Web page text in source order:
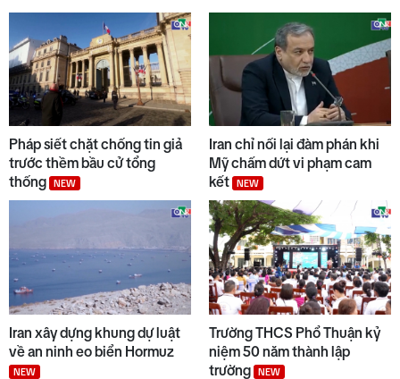
6
Thời sự chiều 09/8/2026
7
Quảng Ngãi ngày mới 09/8
8
Bản tin kinh tế - tài chính
09/8/2026
9
Hình thành thói quen chấp hành
pháp luật khi tham gia giao
thông
Pháp siết chặt chống tin giả
trước thềm bầu cử tổng
thống
NEW
Iran chỉ nối lại đàm phán khi
Mỹ chấm dứt vi phạm cam
kết
NEW
Iran xây dựng khung dự luật
về an ninh eo biển Hormuz
NEW
Trường THCS Phổ Thuận kỷ
niệm 50 năm thành lập
trường
NEW